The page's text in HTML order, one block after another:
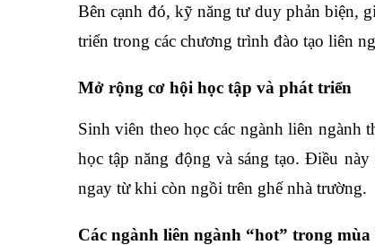
Bên cạnh đó, kỹ năng tư duy phản biện,
triển trong các chương trình đào tạo liên
Mở rộng cơ hội học tập và phát triển
Sinh viên theo học các ngành liên ngành
học tập năng động và sáng tạo. Điều
ngay từ khi còn ngồi trên ghế nhà trường.
Các ngành liên ngành “hot” trong mùa